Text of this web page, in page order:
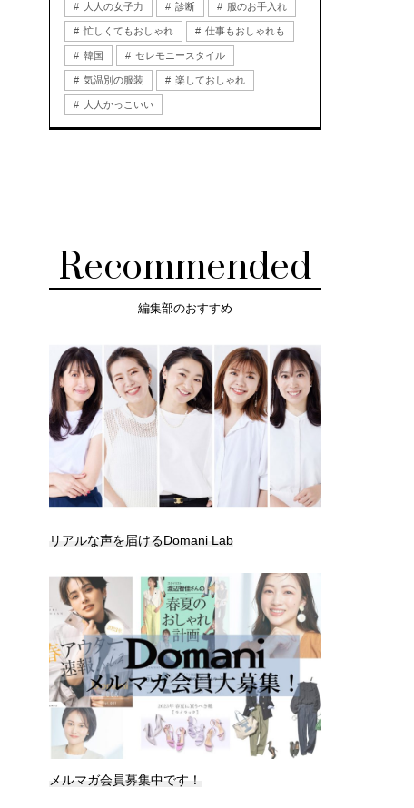
大人の女子力 診断 服のお手入れ
忙しくてもおしゃれ 仕事もおしゃれも
韓国 セレモニースタイル
気温別の服装 楽しておしゃれ
大人かっこいい
Recommended
編集部のおすすめ
リアルな声を届けるDomani Lab
メルマガ会員募集中です！